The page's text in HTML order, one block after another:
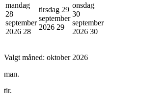
mandag
28
september
2026 28
tirsdag 29
september
2026 29
onsdag
30
september
2026 30
Valgt måned: oktober 2026
man.
tir.